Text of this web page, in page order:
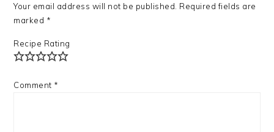
Your email address will not be published. Required fields are
marked *
Recipe Rating
Comment *